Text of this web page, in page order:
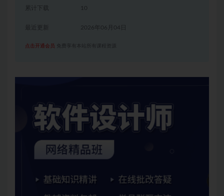
累计下载 10
2026年06月04日
点击开通会员 免费享有本站所有课程资源